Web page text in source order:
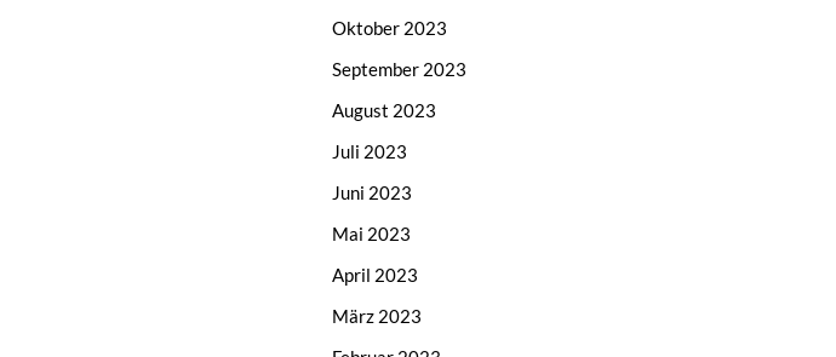
Oktober 2023
September 2023
August 2023
Juli 2023
Juni 2023
Mai 2023
April 2023
März 2023